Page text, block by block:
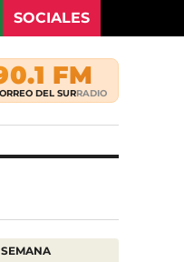
SOCIALES
SEMANA